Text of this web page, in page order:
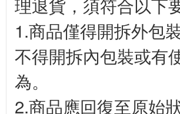
1.商品僅得開拆外包
不得開拆內包裝或有
為。
2.商品應回復至原始